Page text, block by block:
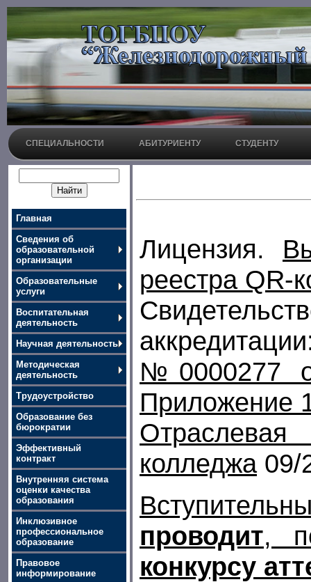
СПЕЦИАЛЬНОСТИ АБИТУРИЕНТУ СТУДЕНТУ
Главная
Сведения об
образовательной
организации
Образовательные
услуги
Воспитательная
деятельность
Научная деятельность
Методическая
деятельность
Трудоустройство
Образование без
бюрократии
Эффективный
контракт
Внутренняя система
оценки качества
образования
Инклюзивное
профессиональное
образование
Правовое
информирование
Лицензия.
реестра QR-
№0000277
Приложение
колледжа09/
проводит,
конкурсу